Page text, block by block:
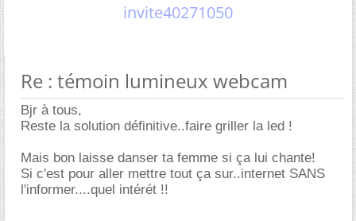
invite40271050
Re : témoin lumineux webcam
Bjr à tous,
Reste la solution définitive..faire griller la led !
Mais bon laisse danser ta femme si ça lui chante!
Si c'est pour aller mettre tout ça sur..internet SANS
l'informer....quel intérét !!